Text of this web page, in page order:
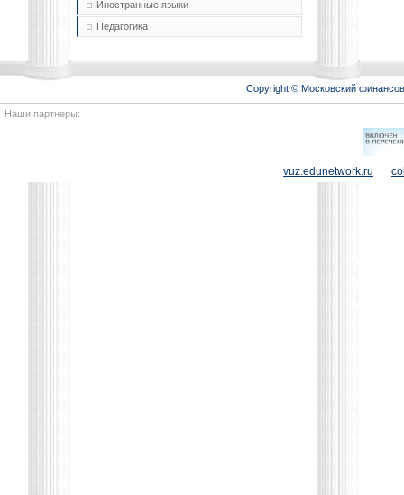
Иностранные языки
Педагогика
Copyright © Московский
Наши партнеры:
vuz.edunetwork.ru